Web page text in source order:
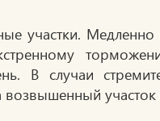
участки.
В случаи